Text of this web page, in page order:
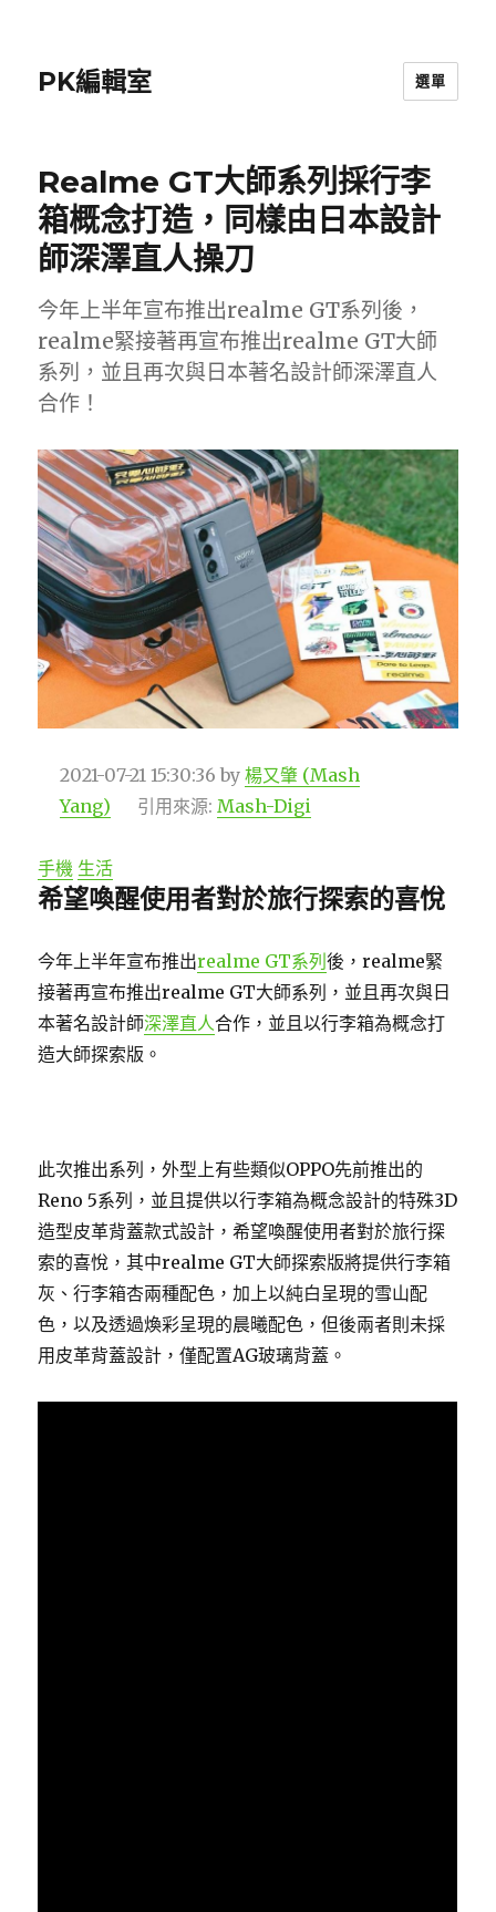
PK編輯室 選單
Realme GT大師系列採行李
箱概念打造，同樣由日本設計
師深澤直人操刀
今年上半年宣布推出realme GT系列後，
realme緊接著再宣布推出realme GT大師
系列，並且再次與日本著名設計師深澤直人
合作！
2021-07-21 15:30:36 by楊又肇 (Mash
Yang)
引用來源: Mash-Digi
手機 生活
希望喚醒使用者對於旅行探索的喜悅
今年上半年宣布推出realme GT系列後，realme緊
接著再宣布推出realme GT大師系列，並且再次與日
本著名設計師深澤直人合作，並且以行李箱為概念打
造大師探索版。
此次推出系列，外型上有些類似OPPO先前推出的
Reno 5系列，並且提供以行李箱為概念設計的特殊3D
造型皮革背蓋款式設計，希望喚醒使用者對於旅行探
索的喜悅，其中realme GT大師探索版將提供行李箱
灰、行李箱杏兩種配色，加上以純白呈現的雪山配
色，以及透過煥彩呈現的晨曦配色，但後兩者則未採
用皮革背蓋設計，僅配置AG玻璃背蓋。